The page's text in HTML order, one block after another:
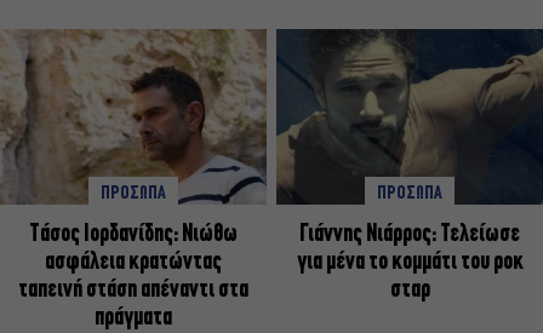
ΠΡΟΣΩΠΑ
Tάσος Ιορδανίδης: Νιώθω
ασφάλεια κρατώντας
ταπεινή στάση απέναντι στα
πράγματα
ΠΡΟΣΩΠΑ
Γιάννης Νιάρρος: Τελείωσε
για μένα το κομμάτι του ροκ
σταρ